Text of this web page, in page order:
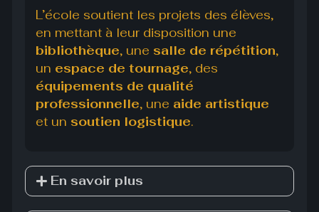
L’école soutient les projets des élèves,
en mettant à leur disposition une
bibliothèque, une salle de répétition,
un espace de tournage, des
équipements de qualité
professionnelle, une aide artistique
et un soutien logistique.
En savoir plus